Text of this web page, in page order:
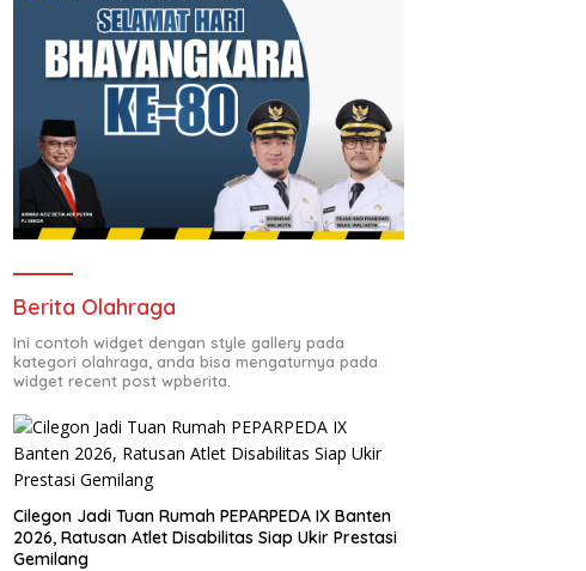
Berita Olahraga
Ini contoh widget dengan style gallery pada
kategori olahraga, anda bisa mengaturnya pada
widget recent post wpberita.
Cilegon Jadi Tuan Rumah PEPARPEDA IX Banten
2026, Ratusan Atlet Disabilitas Siap Ukir Prestasi
Gemilang